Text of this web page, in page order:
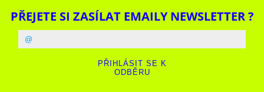
PŘEJETE SI ZASÍLAT EMAILY NEWSLETTER ?